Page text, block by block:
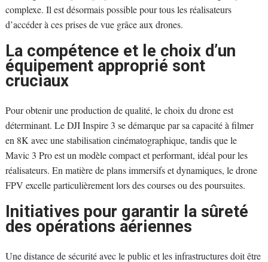
complexe. Il est désormais possible pour tous les réalisateurs
d’accéder à ces prises de vue grâce aux drones.
La compétence et le choix d’un
équipement approprié sont
cruciaux
Pour obtenir une production de qualité, le choix du drone est
déterminant. Le DJI Inspire 3 se démarque par sa capacité à filmer
en 8K avec une stabilisation cinématographique, tandis que le
Mavic 3 Pro est un modèle compact et performant, idéal pour les
réalisateurs. En matière de plans immersifs et dynamiques, le drone
FPV excelle particulièrement lors des courses ou des poursuites.
Initiatives pour garantir la sûreté
des opérations aériennes
Une distance de sécurité avec le public et les infrastructures doit être